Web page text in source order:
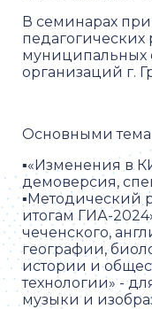
В семинарах
педагогических
муниципальных
организаций г.
Основными
▪️«Изменения в
демоверсия,
▪️Методический
итогам ГИА-
чеченского,
географии,
истории и
технологии» -
музыки и